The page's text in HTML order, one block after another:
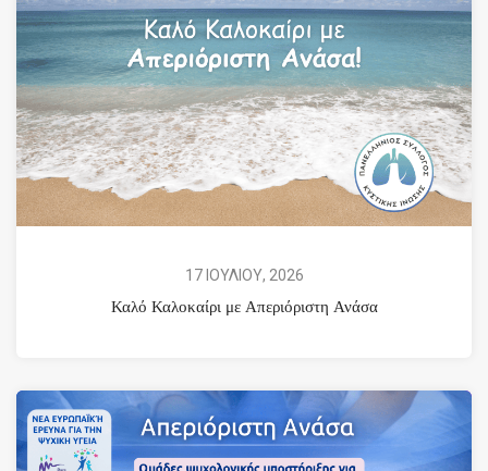
17 ΙΟΥΛΙΟΥ, 2026
Καλό Καλοκαίρι με Απεριόριστη Ανάσα